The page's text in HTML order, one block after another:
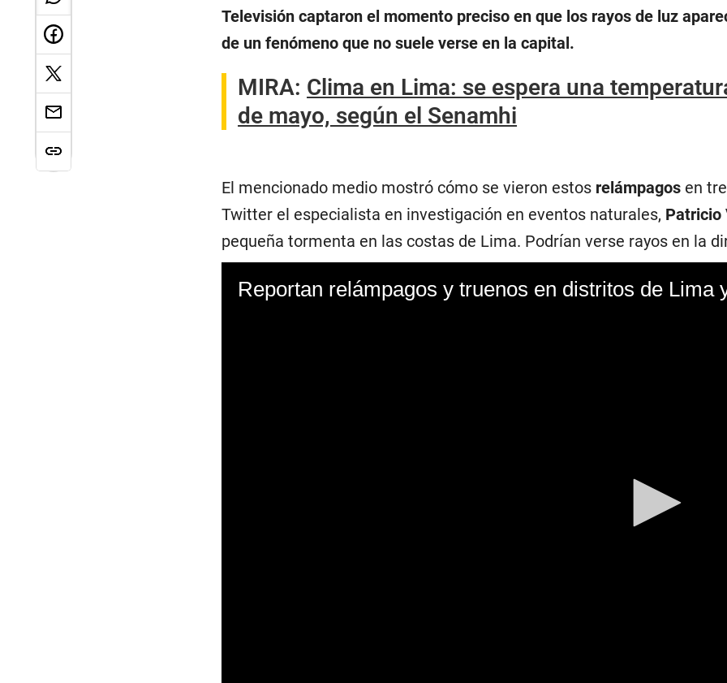
Televisión captaron el momento preciso en que los rayos de luz
de un fenómeno que no suele verse en la capital.
MIRA: Clima en Lima: se espera una
de mayo, según el Senamhi
El mencionado medio mostró cómo se vieron estos relámpagos en
Twitter el especialista en investigación en eventos naturales, Patricio
pequeña tormenta en las costas de Lima. Podrían verse rayos en la
Reportan relámpagos y truenos en distritos de Lima